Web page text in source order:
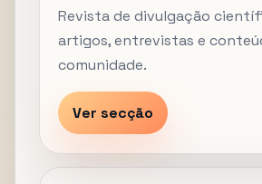
Revista de divulgação
artigos, entrevistas e
comunidade.
Ver secção